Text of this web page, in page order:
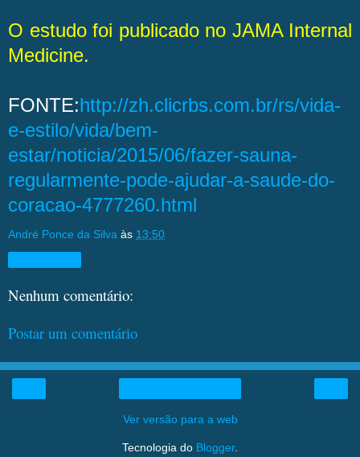
O estudo foi publicado no JAMA Internal
Medicine.
FONTE:http://zh.clicrbs.com.br/rs/vida-
e-estilo/vida/bem-
estar/noticia/2015/06/fazer-sauna-
regularmente-pode-ajudar-a-saude-do-
coracao-4777260.html
André Ponce da Silva às 13:50
Nenhum comentário:
Postar um comentário
Ver versão para a web
Tecnologia do Blogger.